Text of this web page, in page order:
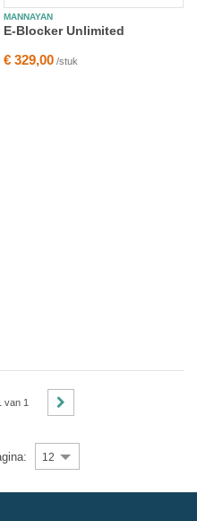
MANNAYAN
E-Blocker Unlimited
€ 329,00/stuk
12
van 1